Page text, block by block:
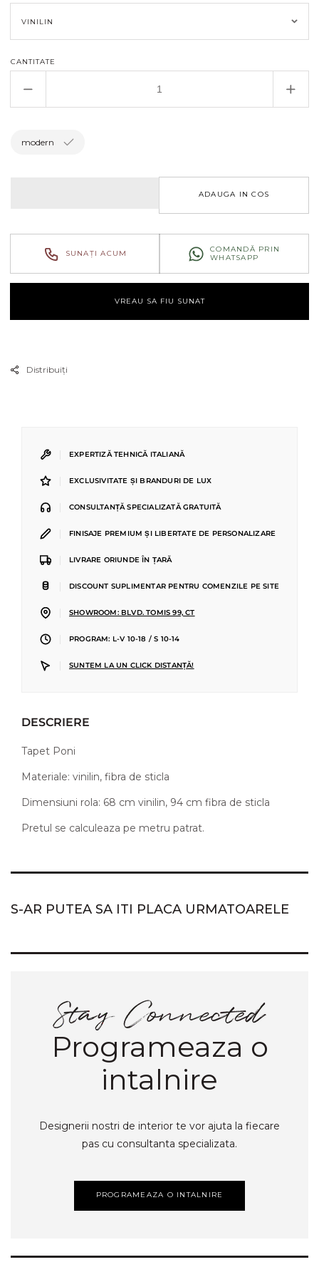
CANTITATE
Reduceți
cantitatea
Tapet
modern
ADAUGA IN COS
SUNAȚI ACUM
COMANDĂ PRIN
WHATSAPP
VREAU SA FIU SUNAT
Distribuiți
EXPERTIZĂ TEHNICĂ ITALIANĂ
EXCLUSIVITATE ȘI BRANDURI DE LUX
CONSULTANȚĂ SPECIALIZATĂ GRATUITĂ
FINISAJE PREMIUM ȘI LIBERTATE DE PERSONALIZARE
LIVRARE ORIUNDE ÎN ȚARĂ
DISCOUNT SUPLIMENTAR PENTRU COMENZILE PE SITE
SHOWROOM: BLVD. TOMIS 99, CT
PROGRAM: L-V 10-18 / S 10-14
SUNTEM LA UN CLICK DISTANȚĂ!
DESCRIERE
Tapet Poni
Materiale: vinilin, fibra de sticla
Dimensiuni rola: 68 cm vinilin, 94 cm fibra de sticla
Pretul se calculeaza pe metru patrat.
S-AR PUTEA SA ITI PLACA URMATOARELE
Programeaza o
intalnire
Designerii nostri de interior te vor ajuta la fiecare
pas cu consultanta specializata.
PROGRAMEAZA O INTALNIRE